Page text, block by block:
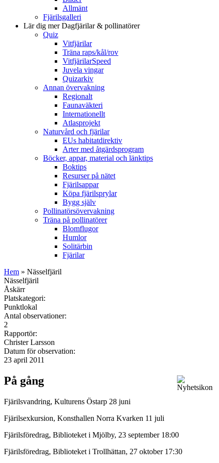
Allmänt
Fjärilsgalleri
Lär dig merDagfjärilar & pollinatörer
Quiz
Vitfjärilar
Träna raps/kål/rov
VitfjärilarSpeed
Juvela vingar
Quizarkiv
Annan övervakning
Regionalt
Faunaväkteri
Internationellt
Atlasprojekt
Naturvård och fjärilar
EUs habitatdirektiv
Arter med åtgärdsprogram
Böcker, appar, material och länktips
Boktips
Resurser på nätet
Fjärilsappar
Köpa fjärilsprylar
Bygg själv
Pollinatörsövervakning
Träna på pollinatörer
Blomflugor
Humlor
Solitärbin
Fjärilar
Hem » Nässelfjäril
Nässelfjäril
Åskärr
Platskategori:
Punktlokal
Antal observationer:
2
Rapportör:
Christer Larsson
Datum för observation:
23 april 2011
På gång
Fjärilsvandring, Kulturens Östarp 28 juni
Fjärilsexkursion, Konsthallen Norra Kvarken 11 juli
Fjärilsföredrag, Biblioteket i Mjölby, 23 september 18:00
Fjärilsföredrag, Biblioteket i Trollhättan, 27 oktober 17:30